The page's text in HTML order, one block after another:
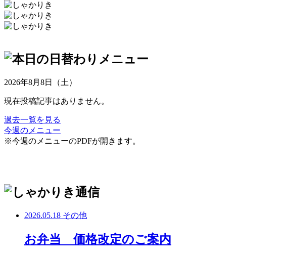
2026年8月8日（土）
現在投稿記事はありません。
過去一覧を見る
今週のメニュー
※今週のメニューのPDFが開きます。
2026.05.18 その他
お弁当 価格改定のご案内